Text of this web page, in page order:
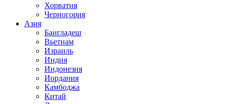
Хорватия
Черногория
Азия
Бангладеш
Вьетнам
Израиль
Индия
Индонезия
Иордания
Камбоджа
Китай